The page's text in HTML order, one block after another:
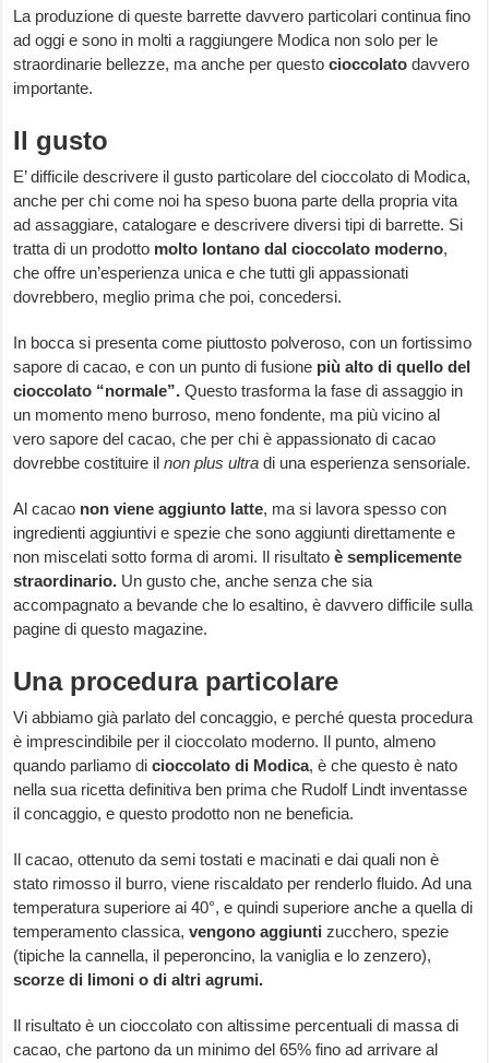
La produzione di queste barrette davvero particolari continua fino
ad oggi e sono in molti a raggiungere Modica non solo per le
straordinarie bellezze, ma anche per questocioccolatodavvero
importante.
Il gusto
E’ difficile descrivere il gusto particolare del cioccolato di Modica,
anche per chi come noi ha speso buona parte della propria vita
ad assaggiare, catalogare e descrivere diversi tipi di barrette. Si
tratta di un prodotto molto lontano dal cioccolato moderno,
che offre un’esperienza unica e che tutti gli appassionati
dovrebbero, meglio prima che poi, concedersi.
In bocca si presenta come piuttosto polveroso, con un fortissimo
sapore di cacao, e con un punto di fusione più alto di quello del
cioccolato “normale”.Questo trasforma la fase di assaggio in
un momento meno burroso, meno fondente, ma più vicino al
vero sapore del cacao, che per chi è appassionato di cacao
dovrebbe costituire ilnon plus ultradi una esperienza sensoriale.
Al cacao non viene aggiunto latte, ma si lavora spesso con
ingredienti aggiuntivi e spezie che sono aggiunti direttamente e
non miscelati sotto forma di aromi. Il risultatoè semplicemente
straordinario. Un gusto che, anche senza che sia
accompagnato a bevande che lo esaltino, è davvero difficile sulla
pagine di questo magazine.
Una procedura particolare
Vi abbiamo già parlato del concaggio, e perché questa procedura
è imprescindibile per il cioccolato moderno. Il punto, almeno
quando parliamo dicioccolato di Modica, è che questo è nato
nella sua ricetta definitiva ben prima che Rudolf Lindt inventasse
il concaggio, e questo prodotto non ne beneficia.
Il cacao, ottenuto da semi tostati e macinati e dai quali non è
stato rimosso il burro, viene riscaldato per renderlo fluido. Ad una
temperatura superiore ai 40°, e quindi superiore anche a quella di
temperamento classica,vengono aggiuntizucchero, spezie
(tipiche la cannella, il peperoncino, la vaniglia e lo zenzero),
scorze di limoni o di altri agrumi.
Il risultato è un cioccolato con altissime percentuali di massa di
cacao, che partono da un minimo del 65% fino ad arrivare al